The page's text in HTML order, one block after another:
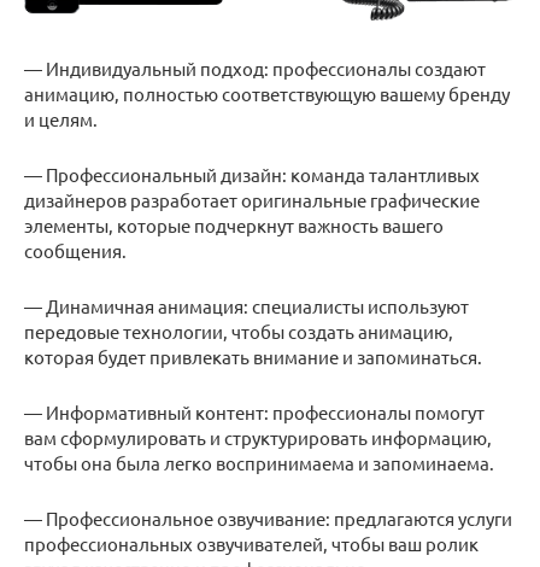
— Индивидуальный подход: профессионалы создают
анимацию, полностью соответствующую вашему бренду
и целям.
— Профессиональный дизайн: команда талантливых
дизайнеров разработает оригинальные графические
элементы, которые подчеркнут важность вашего
сообщения.
— Динамичная анимация: специалисты используют
передовые технологии, чтобы создать анимацию,
которая будет привлекать внимание и запоминаться.
— Информативный контент: профессионалы помогут
вам сформулировать и структурировать информацию,
чтобы она была легко воспринимаема и запоминаема.
— Профессиональное озвучивание: предлагаются услуги
профессиональных озвучивателей, чтобы ваш ролик